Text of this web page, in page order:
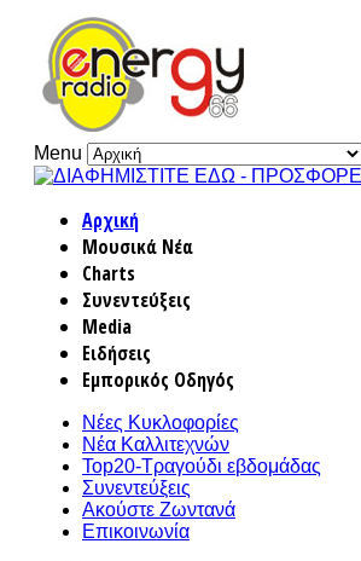
Menu
Αρχική
Μουσικά Νέα
Charts
Συνεντεύξεις
Media
Ειδήσεις
Εμπορικός Οδηγός
Νέες Κυκλοφορίες
Νέα Καλλιτεχνών
Top20-Τραγούδι εβδομάδας
Συνεντεύξεις
Ακούστε Ζωντανά
Επικοινωνία